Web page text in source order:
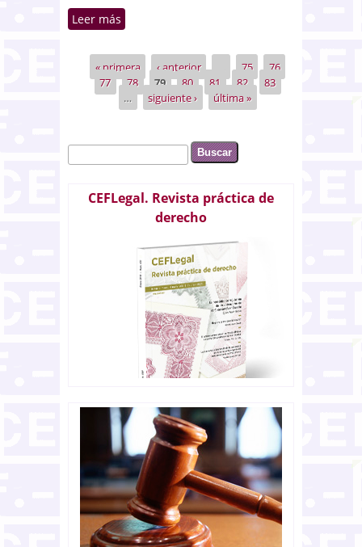
Leer más
vivienda por no haber podido
obtener financiación
Páginas
« primera ‹ anterior 75
76
77
78 79 80 81 82
83
…
siguiente › última »
Formulario de búsqueda
Buscar
CEFLegal. Revista práctica de
derecho